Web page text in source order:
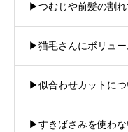
▶︎つむじや前髪の割
▶︎猫毛さんにボリュ
▶︎似合わせカットにつ
▶︎すきばさみを使わ